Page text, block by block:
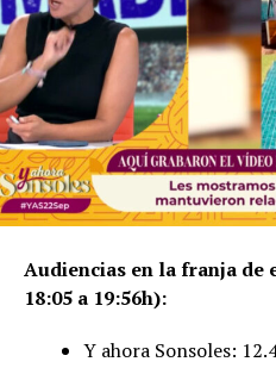
Audiencias en la franja de
18:05 a 19:56h):
Y ahora Sonsoles: